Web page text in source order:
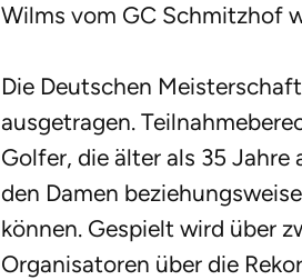
Wilms vom GC Schmitzhof
Die Deutschen
ausgetragen.
Golfer, die älter als 35
den Damen
können. Gespielt wird über
Organisatoren über die